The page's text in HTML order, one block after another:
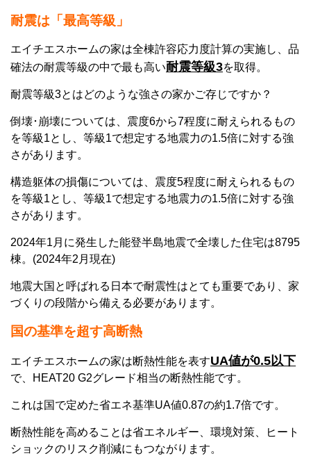
耐震は「最高等級」
エイチエスホームの家は全棟許容応力度計算の実施し、品
確法の耐震等級の中で最も高い耐震等級3を取得。
耐震等級3とはどのような強さの家かご存じですか？
倒壊･崩壊については、震度6から7程度に耐えられるもの
を等級1とし、等級1で想定する地震力の1.5倍に対する強
さがあります。
構造躯体の損傷については、震度5程度に耐えられるもの
を等級1とし、等級1で想定する地震力の1.5倍に対する強
さがあります。
2024年1月に発生した能登半島地震で全壊した住宅は8795
棟。(2024年2月現在)
地震大国と呼ばれる日本で耐震性はとても重要であり、家
づくりの段階から備える必要があります。
国の基準を超す高断熱
エイチエスホームの家は断熱性能を表すUA値が0.5以下
で、HEAT20 G2グレード相当の断熱性能です。
これは国で定めた省エネ基準UA値0.87の約1.7倍です。
断熱性能を高めることは省エネルギー、環境対策、ヒート
ショックのリスク削減にもつながります。